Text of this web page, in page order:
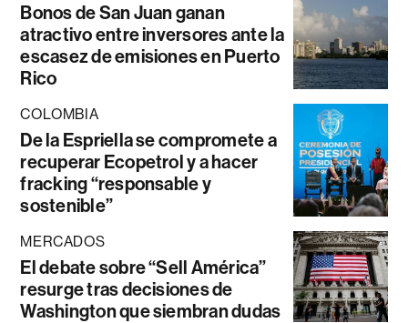
Bonos de San Juan ganan
atractivo entre inversores ante la
escasez de emisiones en Puerto
Rico
COLOMBIA
De la Espriella se compromete a
recuperar Ecopetrol y a hacer
fracking “responsable y
sostenible”
MERCADOS
El debate sobre “Sell América”
resurge tras decisiones de
Washington que siembran dudas